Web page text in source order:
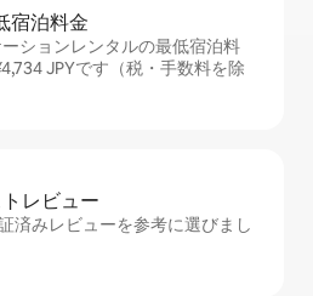
宿⁠泊⁠料⁠金
ションレンタルの最低宿泊料
JPYです（税・手数料を除
レ⁠ビ⁠ュ⁠ー
済みレビューを参考に選びまし